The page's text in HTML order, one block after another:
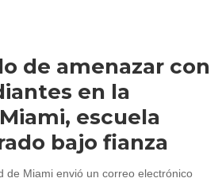
de amenazar con
en la
escuela
bajo fianza
de Miami envió un correo electrónico